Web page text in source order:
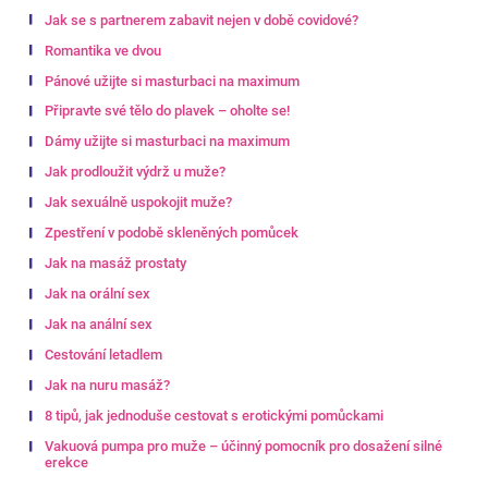
Jak se s partnerem zabavit nejen v době covidové?
Romantika ve dvou
Pánové užijte si masturbaci na maximum
Připravte své tělo do plavek – oholte se!
Dámy užijte si masturbaci na maximum
Jak prodloužit výdrž u muže?
Jak sexuálně uspokojit muže?
Zpestření v podobě skleněných pomůcek
Jak na masáž prostaty
Jak na orální sex
Jak na anální sex
Cestování letadlem
Jak na nuru masáž?
8 tipů, jak jednoduše cestovat s erotickými pomůckami
Vakuová pumpa pro muže – účinný pomocník pro dosažení silné
erekce